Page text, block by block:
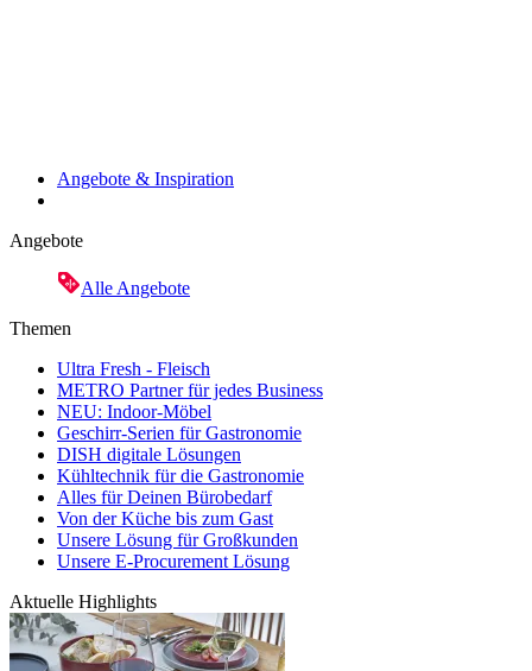
Angebote & Inspiration
Angebote
Alle Angebote
Themen
Ultra Fresh - Fleisch
METRO Partner für jedes Business
NEU: Indoor-Möbel
Geschirr-Serien für Gastronomie
DISH digitale Lösungen
Kühltechnik für die Gastronomie
Alles für Deinen Bürobedarf
Von der Küche bis zum Gast
Unsere Lösung für Großkunden
Unsere E-Procurement Lösung
Aktuelle Highlights